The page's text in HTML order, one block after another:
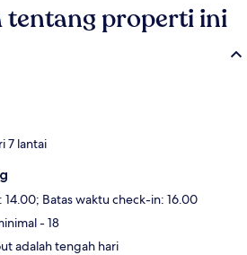
tentang properti ini
7 lantai
14.00; Batas waktu check-in: 16.00
- 18
adalah tengah hari